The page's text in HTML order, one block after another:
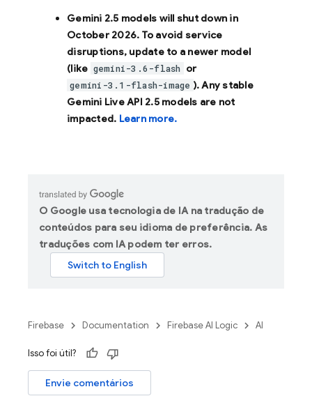
Gemini 2.5 models will shut down in
October 2026. To avoid service
disruptions, update to a newer model
(like gemini-3.6-flash or
gemini-3.1-flash-image ). Any stable
Gemini Live API 2.5 models are not
impacted. Learn more.
O Google usa tecnologia de IA na tradução de
conteúdos para seu idioma de preferência. As
traduções com IA podem ter erros.
Firebase Documentation Firebase AI Logic AI
Isso foi útil?
Envie comentários